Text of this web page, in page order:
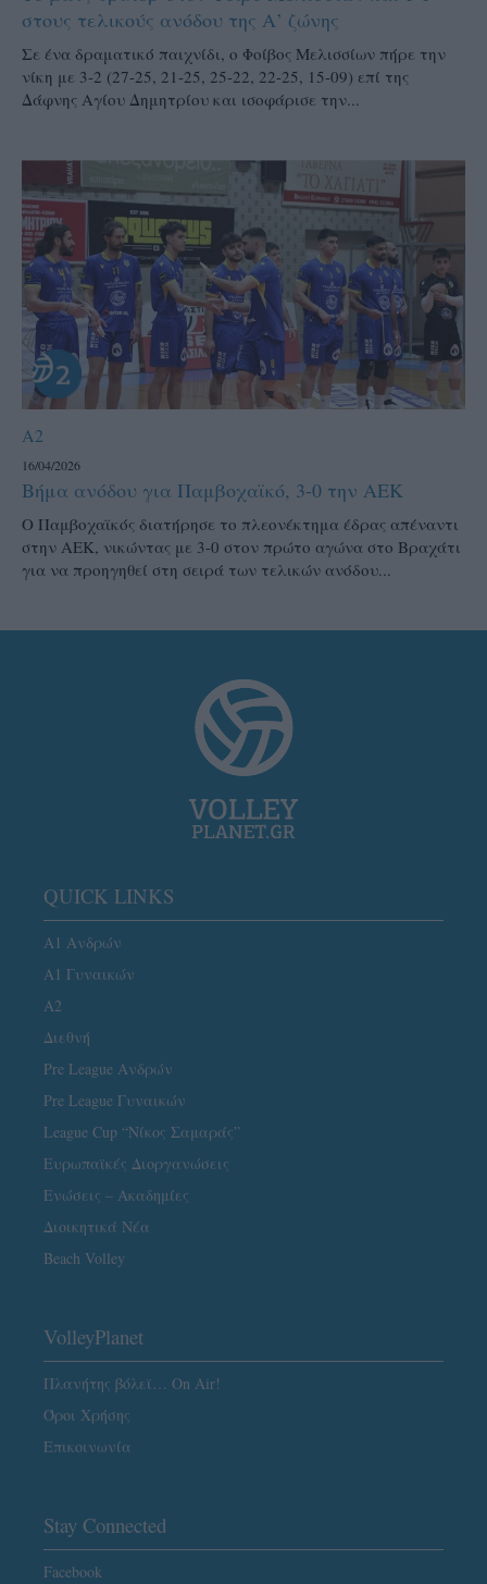
στους τελικούς ανόδου της Α’ ζώνης
Σε ένα δραματικό παιχνίδι, ο Φοίβος Μελισσίων πήρε την
νίκη με 3-2 (27-25, 21-25, 25-22, 22-25, 15-09) επί της
Δάφνης Αγίου Δημητρίου και ισοφάρισε την...
A2
16/04/2026
Βήμα ανόδου για Παμβοχαϊκό, 3-0 την ΑΕΚ
Ο Παμβοχαϊκός διατήρησε το πλεονέκτημα έδρας απέναντι
στην ΑΕΚ, νικώντας με 3-0 στον πρώτο αγώνα στο Βραχάτι
για να προηγηθεί στη σειρά των τελικών ανόδου...
QUICK LINKS
Α1 Ανδρών
Α1 Γυναικών
A2
Διεθνή
Pre League Ανδρών
Pre League Γυναικών
League Cup “Νίκος Σαμαράς”
Ευρωπαϊκές Διοργανώσεις
Ενώσεις – Ακαδημίες
Διοικητικά Νέα
Beach Volley
VolleyPlanet
Πλανήτης βόλεϊ… On Air!
Όροι Χρήσης
Επικοινωνία
Stay Connected
Facebook